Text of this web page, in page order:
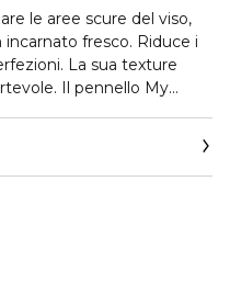
le aree scure del viso,
fresco. Riduce i
La sua texture
Il pennello My
etichetta-ambientale
il packaging del